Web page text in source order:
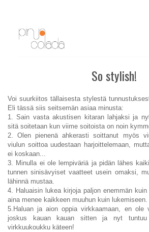
So stylish!
Voi suurkiitos tällaisesta stylestä
Eli tässä siis seitsemän asiaa minusta:
1. Sain vasta akustisen kitaran lahjaksi ja
sitä soitetaan kun viime soitoista on noin
2. Olen pienenä ahkerasti soittanut myös
viulun soittoa uudestaan harjoittelemaan,
ei koskaan...
3. Minulla ei ole lempiväriä ja pidän lähes
tunnen sinisävyiset vaatteet usein omaksi,
lähinnä mustaa.
4. Haluaisin lukea kirjoja paljon enemmän
aina menee kaikkeen muuhun kuin lukemiseen.
5.Haluan ja aion oppia virkkaamaan, en ole
joskus kauan kauan sitten ja nyt
virkkuukoukku käteen!